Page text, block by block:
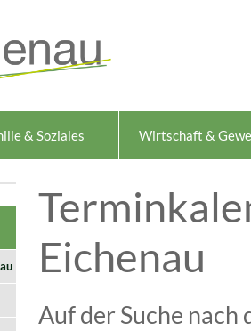
& Soziales Wirtschaft &
Eichenau
Auf der Suche